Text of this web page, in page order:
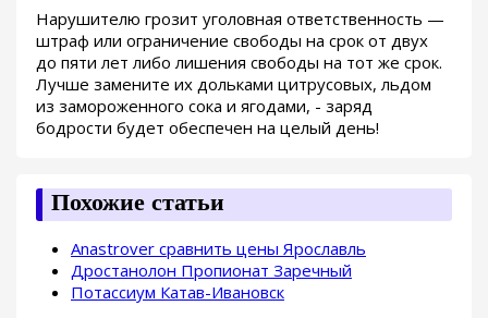
Нарушителю грозит уголовная ответственность —
штраф или ограничение свободы на срок от двух
до пяти лет либо лишения свободы на тот же срок.
Лучше замените их дольками цитрусовых, льдом
из замороженного сока и ягодами, - заряд
бодрости будет обеспечен на целый день!
Похожие статьи
Anastrover сравнить цены Ярославль
Дростанолон Пропионат Заречный
Потассиум Катав-Ивановск